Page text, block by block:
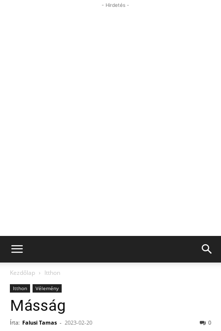
- Hirdetés -
Kezdőlap Itthon
Itthon Vélemény
Másság
Írta: Falusi Tamas - 2023-02-20 0